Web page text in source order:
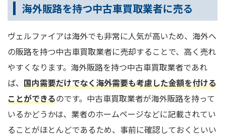
海外販路を持つ中古車買取業者に売る
ヴェルファイアは海外でも非常に人気が高いため、海外へ
の販路を持つ中古車買取業者に売却することで、高く売れ
やすくなります。海外販路を持つ中古車買取業者であれ
ば、 国内需要だけでなく海外需要も考慮した金額を付ける
ことができるのです。中古車買取業者が海外販路を持って
いるかどうかは、業者のホームページなどに記載されてい
ることがほとんどであるため、事前に確認しておくといい